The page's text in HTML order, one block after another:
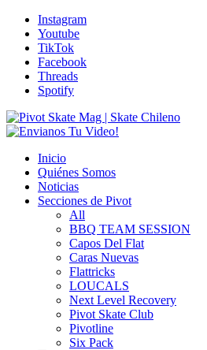
Instagram
Youtube
TikTok
Facebook
Threads
Spotify
Inicio
Quiénes Somos
Noticias
Secciones de Pivot
All
BBQ TEAM SESSION
Capos Del Flat
Caras Nuevas
Flattricks
LOUCALS
Next Level Recovery
Pivot Skate Club
Pivotline
Six Pack